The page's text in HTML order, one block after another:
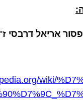
אריאל דרבסי
wiki/